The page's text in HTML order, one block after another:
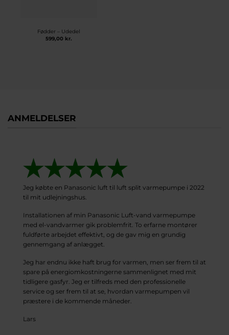
Fødder – Udedel
599,00 kr.
ANMELDELSER
Jeg købte en Panasonic luft til luft split varmepumpe i 2022
til mit udlejningshus.
Installationen af min Panasonic Luft-vand varmepumpe
med el-vandvarmer gik problemfrit. To erfarne montører
fuldførte arbejdet effektivt, og de gav mig en grundig
gennemgang af anlægget.
Jeg har endnu ikke haft brug for varmen, men ser frem til at
spare på energiomkostningerne sammenlignet med mit
tidligere gasfyr. Jeg er tilfreds med den professionelle
service og ser frem til at se, hvordan varmepumpen vil
præstere i de kommende måneder.
Lars